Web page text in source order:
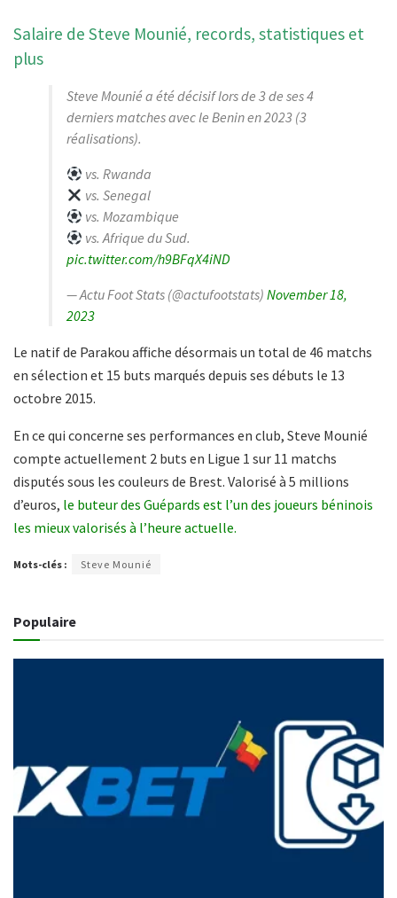
Salaire de Steve Mounié, records, statistiques et
plus
Steve Mounié a été décisif lors de 3 de ses 4
derniers matches avec le Benin en 2023 (3
réalisations).
vs. Rwanda
vs. Senegal
vs. Mozambique
vs. Afrique du Sud.
pic.twitter.com/h9BFqX4iND
— Actu Foot Stats (@actufootstats) November 18,
2023
Le natif de Parakou affiche désormais un total de 46 matchs
en sélection et 15 buts marqués depuis ses débuts le 13
octobre 2015.
En ce qui concerne ses performances en club, Steve Mounié
compte actuellement 2 buts en Ligue 1 sur 11 matchs
disputés sous les couleurs de Brest. Valorisé à 5 millions
d’euros, le buteur des Guépards est l’un des joueurs béninois
les mieux valorisés à l’heure actuelle.
Mots-clés : Steve Mounié
Populaire